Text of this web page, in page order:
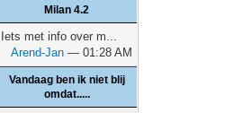
Milan 4.2
Iets met info over m...
Arend-Jan — 01:28 AM
Vandaag ben ik niet blij
omdat.....